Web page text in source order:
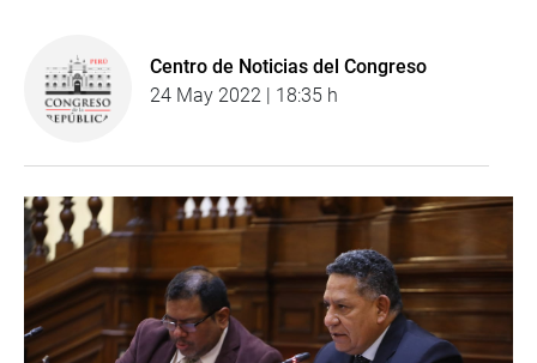
Centro de Noticias del Congreso
24 May 2022 | 18:35 h